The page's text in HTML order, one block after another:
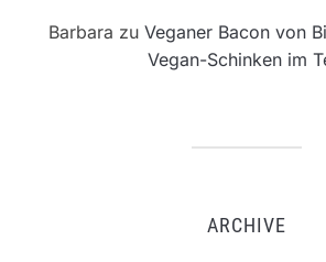
Barbara zu Veganer Bacon von
Vegan-Schinken im
ARCHIVE